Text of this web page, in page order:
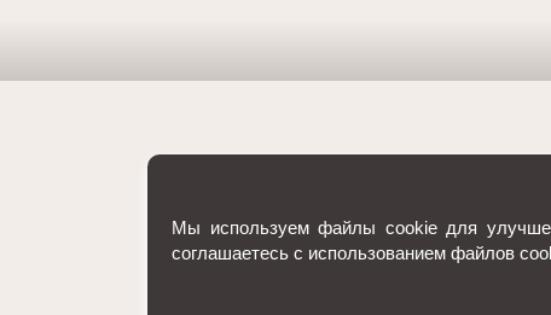
Мы используем файлы cookie для
соглашаетесь с использованием файлов